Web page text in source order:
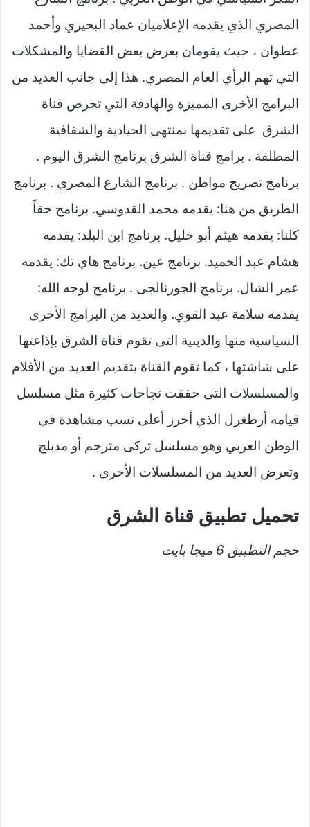
المصري الذي يقدمه الإعلاميان عماد البحيري وأحمد
عطوان ، حيث يقومان بعرض بعض القضايا والمشكلات
التي تهم الرأي العام المصري. هذا إلى جانب العديد من
البرامج الأخرى المميزة والهادفة التي تحرص قناة
الشرق على تقديمها بمنتهى الحيادية والشفافية
المطلقة . برامج قناة الشرق برنامج الشرق اليوم .
برنامج تصريح مواطن . برنامج الشارع المصري . برنامج
الطريق من هنا: يقدمه محمد القدوسي. برنامج حقاً
كلنا: يقدمه هيثم أبو خليل. برنامج ابن البلد: يقدمه
هشام عبد الحميد. برنامج عين. برنامج هاي تك: يقدمه
عمر الشال. برنامج الجورنالجى . برنامج لوجه الله:
يقدمه سلامة عبد القوي. والعديد من البرامج الأخرى
السياسية منها والدينية التى تقوم قناة الشرق بإذاعتها
على شاشتها ، كما تقوم القناة بتقديم العديد من الأفلام
والمسلسلات التى حققت نجاحات كثيرة مثل مسلسل
قيامة أرطغرل الذي أحرز أعلى نسب مشاهدة في
الوطن العربي وهو مسلسل تركى مترجم أو مدبلج
وتعرض العديد من المسلسلات الأخرى .
تحميل تطبيق قناة الشرق
حجم التطبيق 6 ميجا بايت